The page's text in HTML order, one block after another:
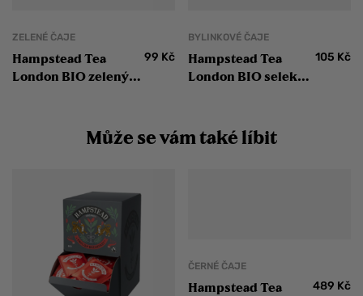
ZELENÉ ČAJE
Hampstead Tea
London BIO zelený
99 Kč
BYLINKOVÉ ČAJE
Hampstead Tea
London BIO selekce
105 Kč
Může se vám také líbit
ČERNÉ ČAJE
Hampstead Tea
489 Kč